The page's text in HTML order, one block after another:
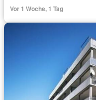
Vor 1 Woche, 1 Tag